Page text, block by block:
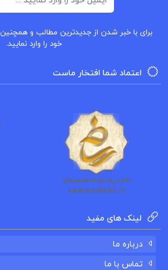
GUIDELINES استانفورد
دانلود پی دی اف کتاب اصول
برای با خبر شدن از جدیدترین مطالب و همچنین
خود را وارد نمایید.
اعتماد شما افتخار ماست
لینک های مفید
درباره ما
تماس با ما